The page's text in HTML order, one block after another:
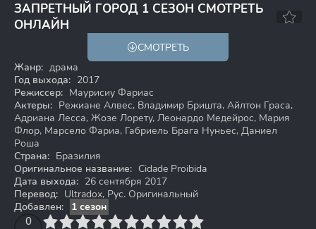
ЗАПРЕТНЫЙ ГОРОД 1 СЕЗОН СМОТРЕТЬ
ОНЛАЙН
7.6
СМОТРЕТЬ
Жанр: драма
Год выхода: 2017
Режиссер: Маурисиу Фариас
Актеры: Режиане Алвес, Владимир Бришта, Айлтон Граса,
Адриана Лесса, Жозе Лорету, Леонардо Медейрос, Мария
Флор, Марсело Фариа, Габриель Брага Нуньес, Даниел
Роша
Страна: Бразилия
Оригинальное название: Cidade Proibida
Дата выхода: 26 сентября 2017
Перевод: Ultradox, Рус. Оригинальный
Добавлен:
1 сезон
0
4 6 7 8 9 10